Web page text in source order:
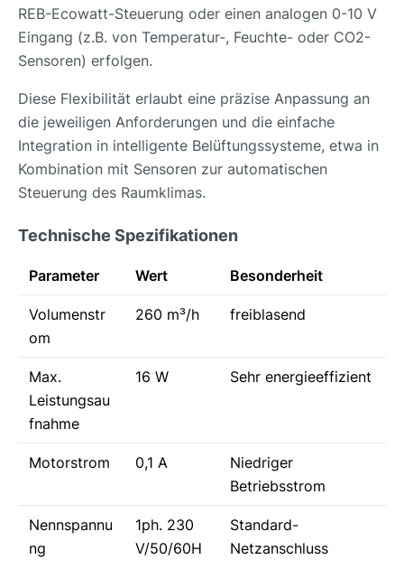
REB-Ecowatt-Steuerung oder einen analogen 0-10 V
Eingang (z.B. von Temperatur-, Feuchte- oder CO2-
Sensoren) erfolgen.
Diese Flexibilität erlaubt eine präzise Anpassung an
die jeweiligen Anforderungen und die einfache
Integration in intelligente Belüftungssysteme, etwa in
Kombination mit Sensoren zur automatischen
Steuerung des Raumklimas.
Technische Spezifikationen
Parameter Wert Besonderheit
Volumenstr
om
260 m³/h freiblasend
Max.
Leistungsau
fnahme
16 W Sehr energieeffizient
Motorstrom 0,1 A
Niedriger
Betriebsstrom
Nennspannu
ng
1ph. 230
V/50/60H
Standard-
Netzanschluss